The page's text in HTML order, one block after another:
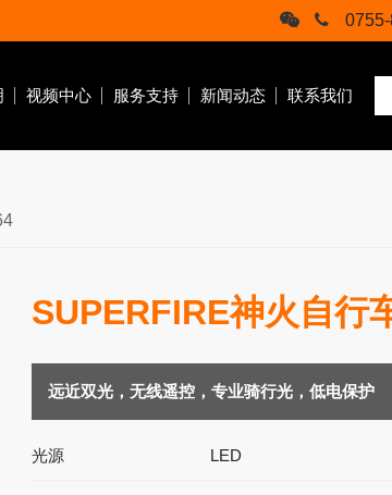
地灯
视频中心 服务支持 新闻动态 联系我们
SUPERFIRE神火自行
远近双光，无线遥控，专业骑行光，低电保护
光源 LED